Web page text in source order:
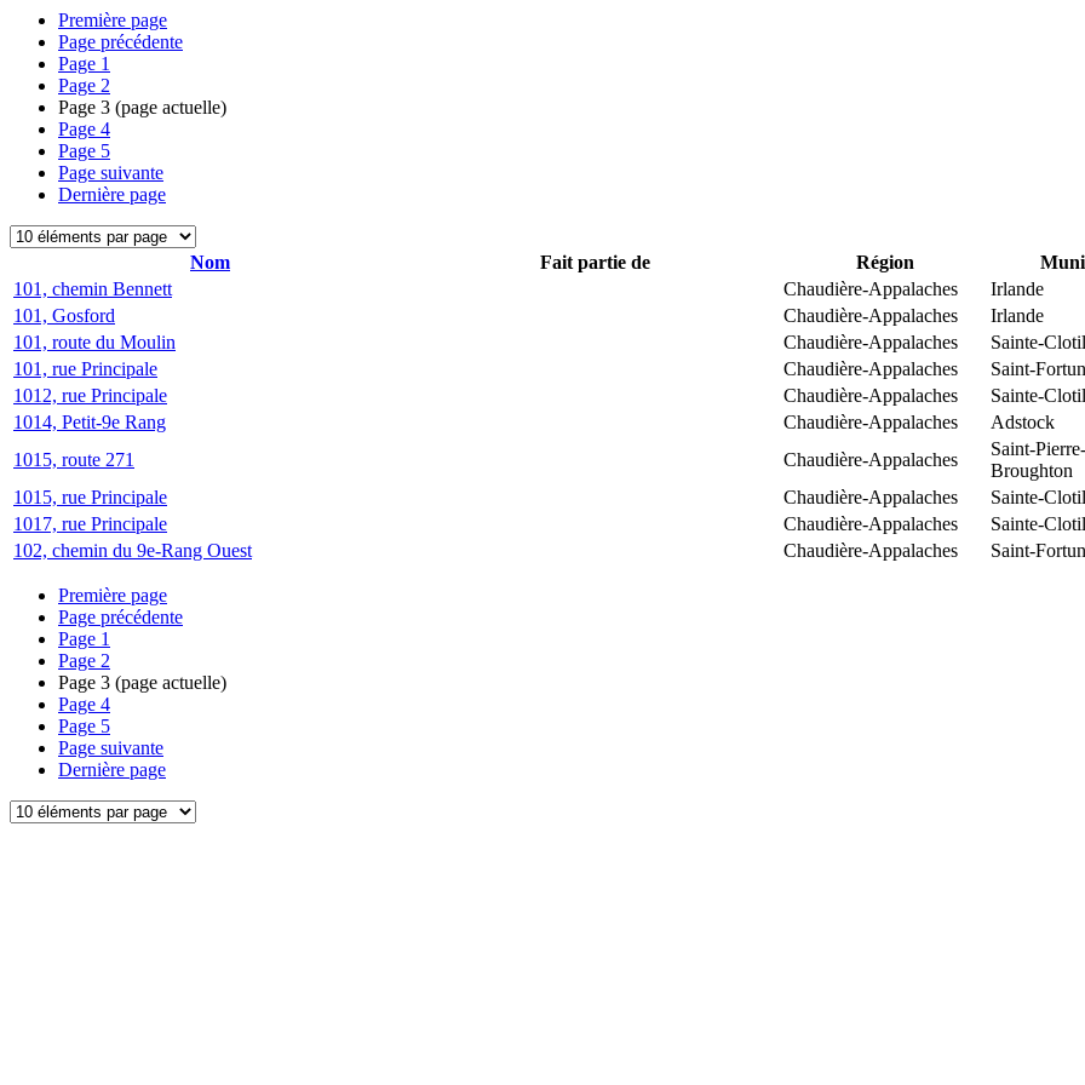
Première page
Page précédente
Page 1
Page 2
Page 3 (page actuelle)
Page 4
Page 5
Page suivante
Dernière page
Nom Fait partie de Région
101, chemin Bennett
Chaudière-Appalaches
Irlande
101, Gosford
Chaudière-Appalaches
Irlande
101, route du Moulin
Chaudière-Appalaches
Sainte-
101, rue Principale
Chaudière-Appalaches
Saint-
1012, rue Principale
Chaudière-Appalaches
Sainte-
1014, Petit-9e Rang
Chaudière-Appalaches
Adstock
1015, route 271
Chaudière-Appalaches
Saint-
Broughton
1015, rue Principale
Chaudière-Appalaches
Sainte-
1017, rue Principale
Chaudière-Appalaches
Sainte-
102, chemin du 9e-Rang Ouest
Chaudière-Appalaches Saint-
Première page
Page précédente
Page 1
Page 2
Page 3 (page actuelle)
Page 4
Page 5
Page suivante
Dernière page